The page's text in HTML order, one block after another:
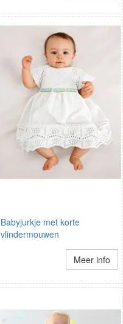
Babyjurkje met korte
vlindermouwen
Meer info